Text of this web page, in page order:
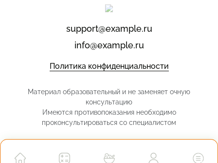
support@example.ru
info@example.ru
Политика конфиденциальности
Материал образовательный и не заменяет очную
консультацию
Имеются противопоказания необходимо
проконсультироваться со специалистом